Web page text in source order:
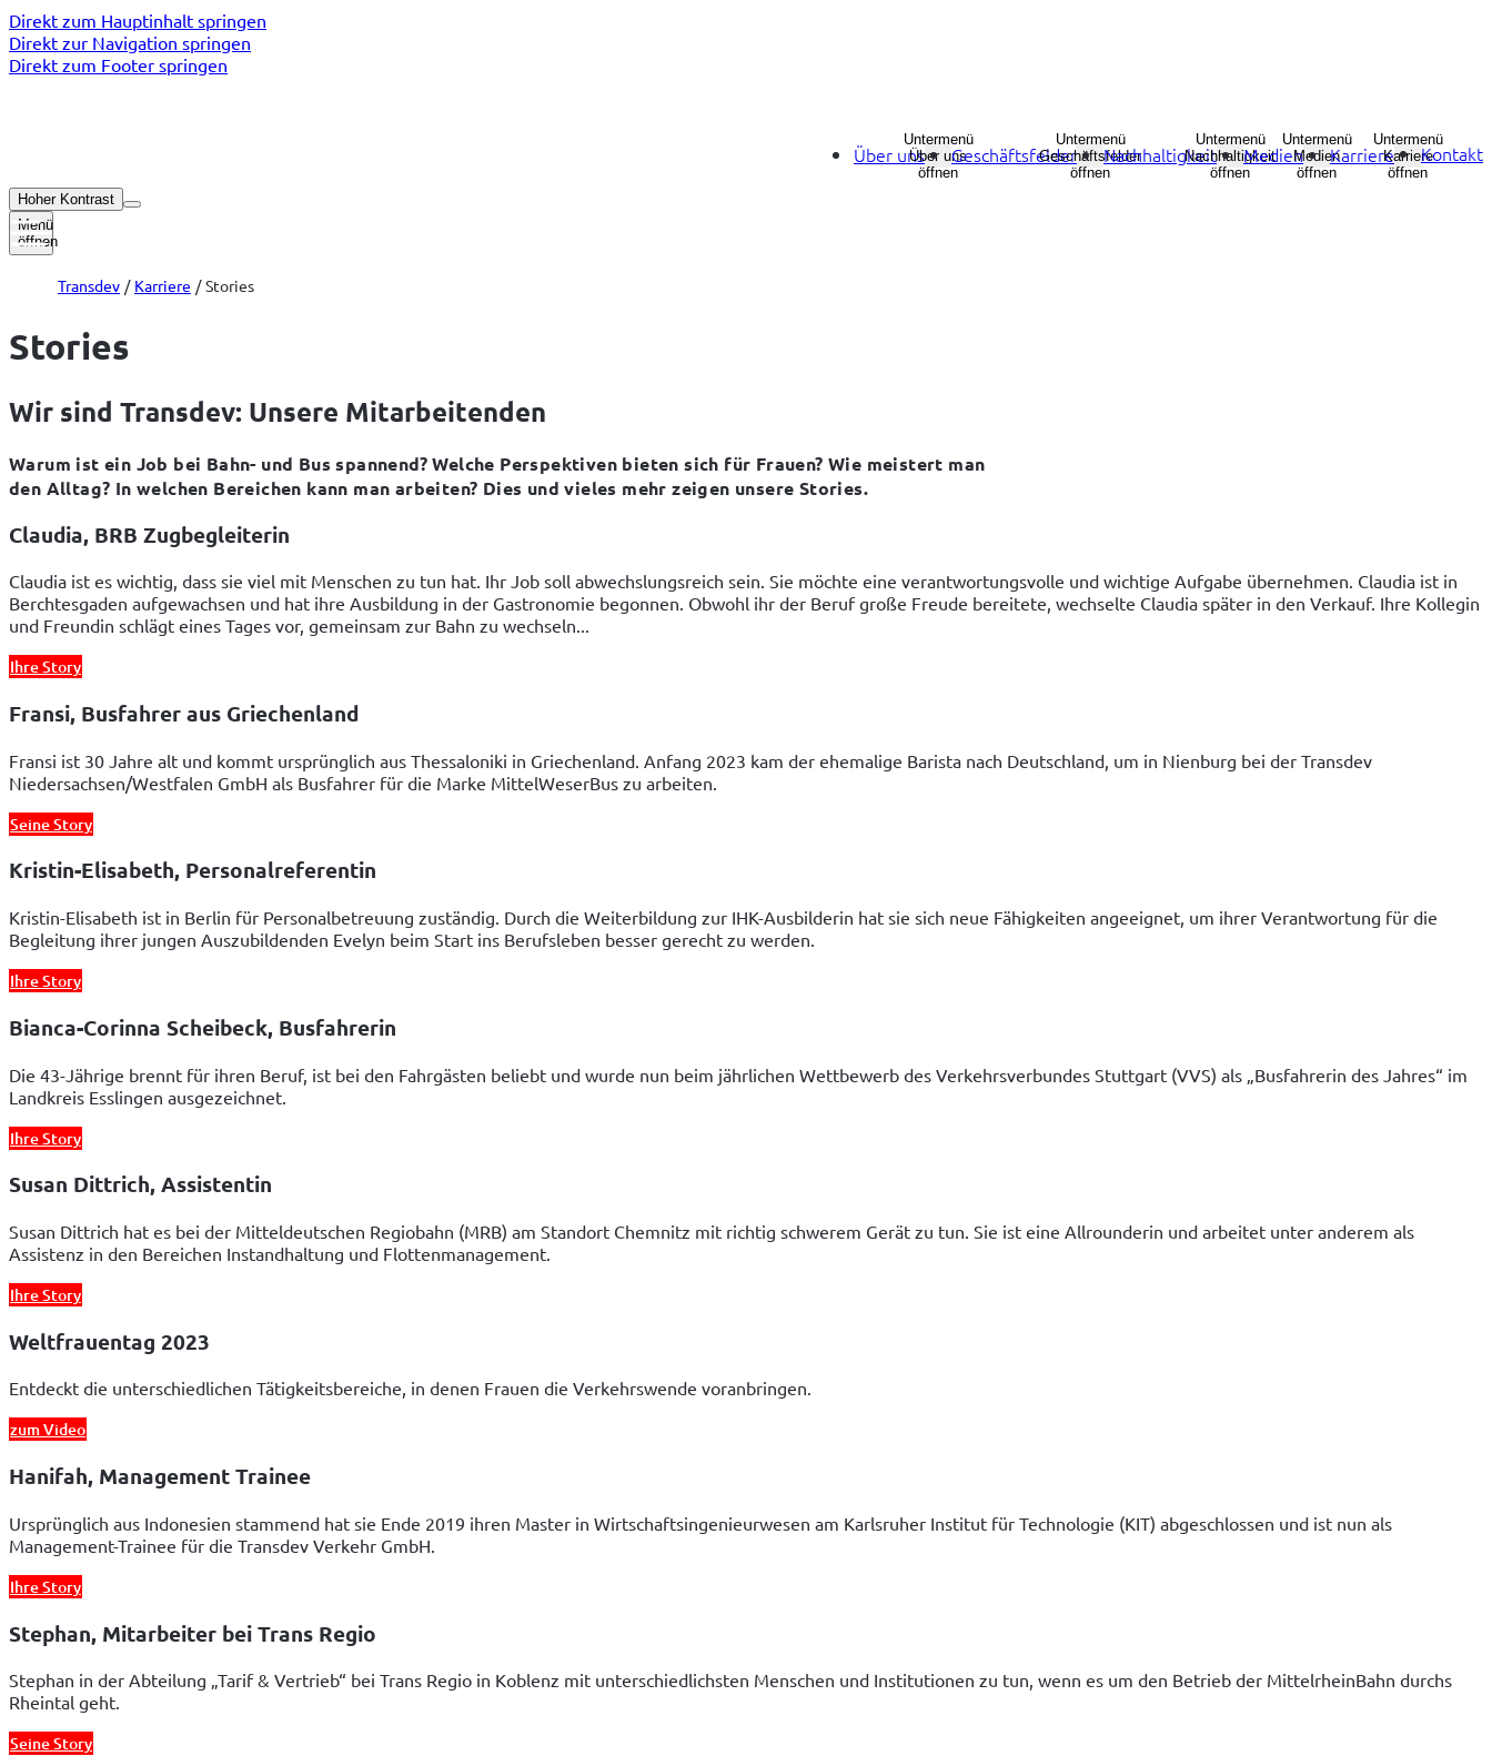
Direkt zum Hauptinhalt springen
Direkt zur Navigation springen
Direkt zum Footer springen
Über uns
Untermenü
Über uns
öffnen
Geschäftsfelder
Untermenü
Geschäftsfelder
öffnen
Nachhaltigkeit
Untermenü
Nachhaltigkeit
öffnen
Medien
Untermenü
Medien
öffnen
Karriere
Untermenü
Karriere
öffnen
Kontakt
Hoher Kontrast
Menü
öffnen
Transdev Karriere Stories
Stories
Wir sind Transdev: Unsere Mitarbeitenden
Warum ist ein Job bei Bahn- und Bus spannend? Welche Perspektiven bieten sich für Frauen? Wie meistert man
den Alltag? In welchen Bereichen kann man arbeiten? Dies und vieles mehr zeigen unsere Stories.
Claudia, BRB Zugbegleiterin
Claudia ist es wichtig, dass sie viel mit Menschen zu tun hat. Ihr Job soll abwechslungsreich sein. Sie möchte eine verantwortungsvolle und wichtige Aufgabe übernehmen. Claudia ist in
Berchtesgaden aufgewachsen und hat ihre Ausbildung in der Gastronomie begonnen. Obwohl ihr der Beruf große Freude bereitete, wechselte Claudia später in den Verkauf. Ihre Kollegin
und Freundin schlägt eines Tages vor, gemeinsam zur Bahn zu wechseln...
Ihre Story
Fransi, Busfahrer aus Griechenland
Fransi ist 30 Jahre alt und kommt ursprünglich aus Thessaloniki in Griechenland. Anfang 2023 kam der ehemalige Barista nach Deutschland, um in Nienburg bei der Transdev
Niedersachsen/Westfalen GmbH als Busfahrer für die Marke MittelWeserBus zu arbeiten.
Seine Story
Kristin-Elisabeth, Personalreferentin
Kristin-Elisabeth ist in Berlin für Personalbetreuung zuständig. Durch die Weiterbildung zur IHK-Ausbilderin hat sie sich neue Fähigkeiten angeeignet, um ihrer Verantwortung für die
Begleitung ihrer jungen Auszubildenden Evelyn beim Start ins Berufsleben besser gerecht zu werden.
Ihre Story
Bianca-Corinna Scheibeck, Busfahrerin
Die 43-Jährige brennt für ihren Beruf, ist bei den Fahrgästen beliebt und wurde nun beim jährlichen Wettbewerb des Verkehrsverbundes Stuttgart (VVS) als „Busfahrerin des Jahres“ im
Landkreis Esslingen ausgezeichnet.
Ihre Story
Susan Dittrich, Assistentin
Susan Dittrich hat es bei der Mitteldeutschen Regiobahn (MRB) am Standort Chemnitz mit richtig schwerem Gerät zu tun. Sie ist eine Allrounderin und arbeitet unter anderem als
Assistenz in den Bereichen Instandhaltung und Flottenmanagement.
Ihre Story
Weltfrauentag 2023
Entdeckt die unterschiedlichen Tätigkeitsbereiche, in denen Frauen die Verkehrswende voranbringen.
zum Video
Hanifah, Management Trainee
Ursprünglich aus Indonesien stammend hat sie Ende 2019 ihren Master in Wirtschaftsingenieurwesen am Karlsruher Institut für Technologie (KIT) abgeschlossen und ist nun als
Management-Trainee für die Transdev Verkehr GmbH.
Ihre Story
Stephan, Mitarbeiter bei Trans Regio
Stephan in der Abteilung „Tarif & Vertrieb“ bei Trans Regio in Koblenz mit unterschiedlichsten Menschen und Institutionen zu tun, wenn es um den Betrieb der MittelrheinBahn durchs
Rheintal geht.
Seine Story